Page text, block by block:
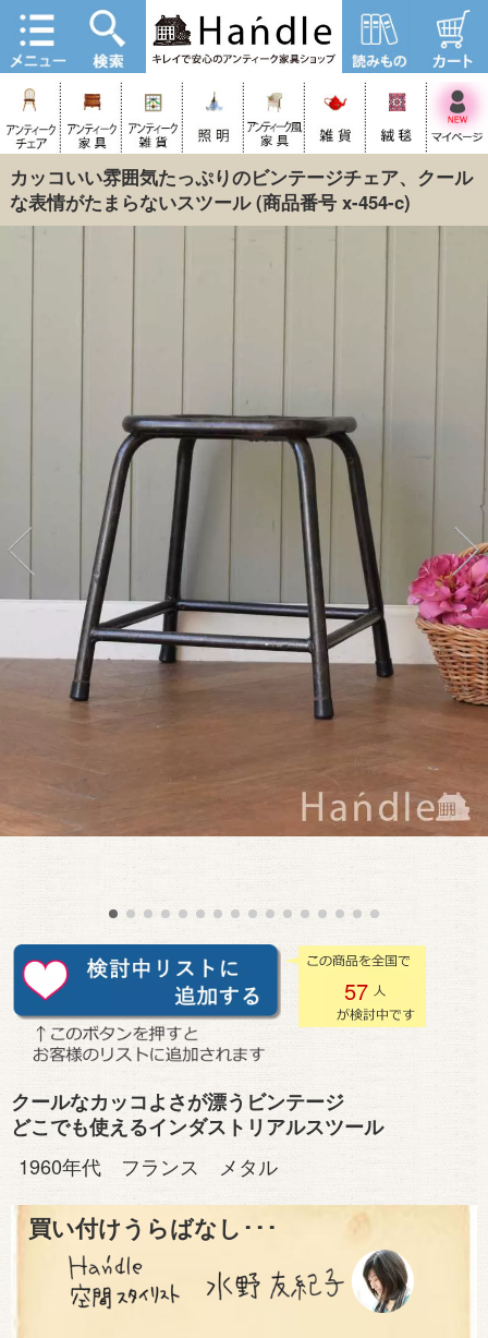
カッコいい雰囲気たっぷりのビンテージチェア、クール
な表情がたまらないスツール(商品番号 x-454-c)
57
クールなカッコよさが漂うビンテージ
どこでも使えるインダストリアルスツール
1960年代 フランス メタル
買い付けうらばなし･･･